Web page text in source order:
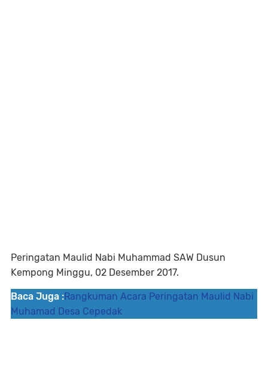
Peringatan Maulid Nabi Muhammad SAW Dusun
Kempong Minggu, 02 Desember 2017.
Baca Juga :Rangkuman Acara Peringatan Maulid Nabi
Muhamad Desa Cepedak